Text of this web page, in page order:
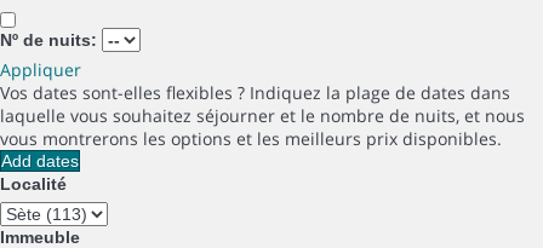
Nº de nuits:
Appliquer
Vos dates sont-elles flexibles ? Indiquez la plage de dates dans
laquelle vous souhaitez séjourner et le nombre de nuits, et nous
vous montrerons les options et les meilleurs prix disponibles.
Add dates
Localité
Immeuble